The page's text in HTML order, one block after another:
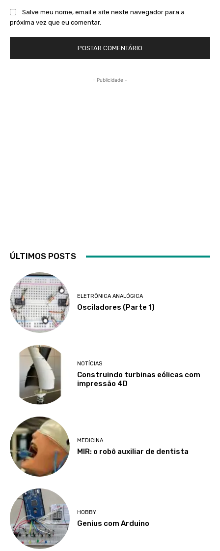
Salve meu nome, email e site neste navegador para a
próxima vez que eu comentar.
- Publicidade -
ÚLTIMOS POSTS
ELETRÔNICA ANALÓGICA
Osciladores (Parte 1)
NOTÍCIAS
Construindo turbinas eólicas com
impressão 4D
MEDICINA
MIR: o robô auxiliar de dentista
HOBBY
Genius com Arduino